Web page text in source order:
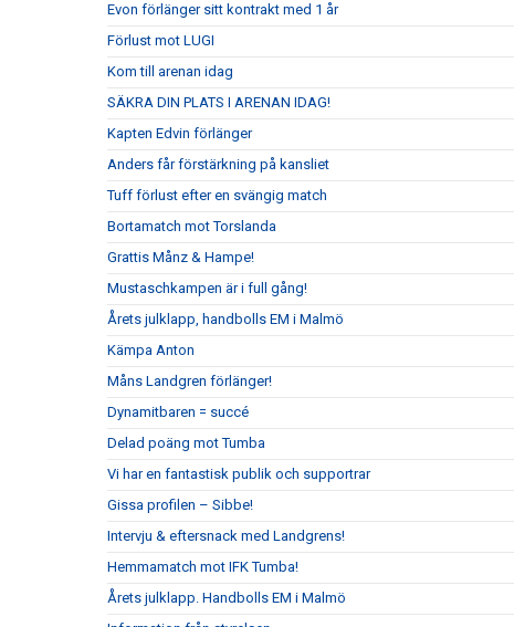
Evon förlänger sitt kontrakt med 1 år
Förlust mot LUGI
Kom till arenan idag
SÄKRA DIN PLATS I ARENAN IDAG!
Kapten Edvin förlänger
Anders får förstärkning på kansliet
Tuff förlust efter en svängig match
Bortamatch mot Torslanda
Grattis Månz & Hampe!
Mustaschkampen är i full gång!
Årets julklapp, handbolls EM i Malmö
Kämpa Anton
Måns Landgren förlänger!
Dynamitbaren = succé
Delad poäng mot Tumba
Vi har en fantastisk publik och supportrar
Gissa profilen – Sibbe!
Intervju & eftersnack med Landgrens!
Hemmamatch mot IFK Tumba!
Årets julklapp. Handbolls EM i Malmö